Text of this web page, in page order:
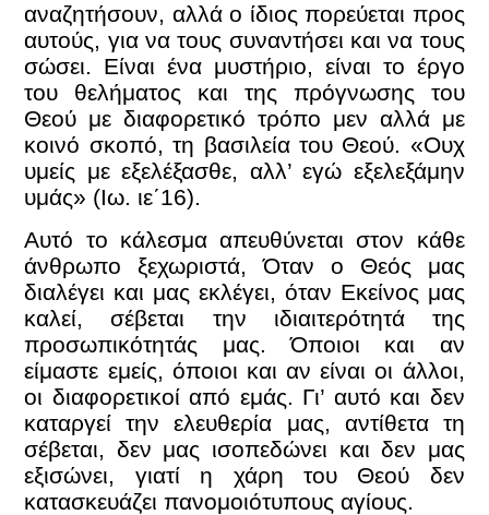
αναζητήσουν, αλλά ο ίδιος πορεύεται προς
αυτούς, για να τους συναντήσει και να τους
σώσει. Είναι ένα μυστήριο, είναι το έργο
του θελήματος και της πρόγνωσης του
Θεού με διαφορετικό τρόπο μεν αλλά με
κοινό σκοπό, τη βασιλεία του Θεού. «Ουχ
υμείς με εξελέξασθε, αλλ’ εγώ εξελεξάμην
υμάς» (Ιω. ιε΄16).
Αυτό το κάλεσμα απευθύνεται στον κάθε
άνθρωπο ξεχωριστά, Όταν ο Θεός μας
διαλέγει και μας εκλέγει, όταν Εκείνος μας
καλεί, σέβεται την ιδιαιτερότητά της
προσωπικότητάς μας. Όποιοι και αν
είμαστε εμείς, όποιοι και αν είναι oι άλλοι,
oι διαφορετικοί από εμάς. Γι’ αυτό και δεν
καταργεί την ελευθερία μας, αντίθετα τη
σέβεται, δεν μας ισοπεδώνει και δεν μας
εξισώνει, γιατί η χάρη του Θεού δεν
κατασκευάζει πανομοιότυπους αγίους.